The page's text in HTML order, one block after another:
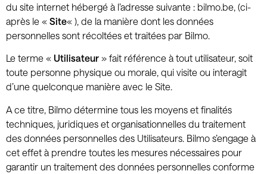
du site internet hébergé à l’adresse suivante : bilmo.be, (ci-
après le « Site« ), de la manière dont les données
personnelles sont récoltées et traitées par Bilmo.
Le terme « Utilisateur » fait référence à tout utilisateur, soit
toute personne physique ou morale, qui visite ou interagit
d’une quelconque manière avec le Site.
A ce titre, Bilmo détermine tous les moyens et finalités
techniques, juridiques et organisationnelles du traitement
des données personnelles des Utilisateurs. Bilmo s’engage à
cet effet à prendre toutes les mesures nécessaires pour
garantir un traitement des données personnelles conforme